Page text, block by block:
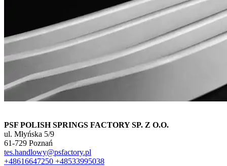
PSF POLISH SPRINGS FACTORY SP. Z O.O.
ul. Młyńska 5/9
61-729 Poznań
tes.handlowy@psfactory.pl
+48616647250 +48533995038